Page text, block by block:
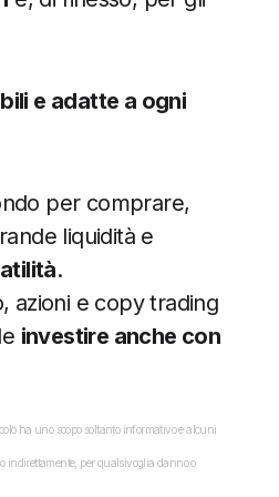
e adatte a ogni
per comprare,
liquidità e
.
azioni e copy trading
investire anche con
ha uno scopo soltanto informativo e alcuni
indirettamente, per qualsivoglia danno o